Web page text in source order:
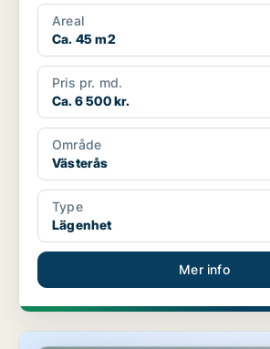
Areal
Ca. 45 m2
Pris pr. md.
Ca. 6 500 kr.
Område
Västerås
Type
Lägenhet
Mer info
Lägenhet i Västerås